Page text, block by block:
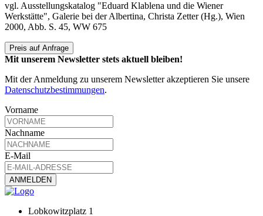
vgl. Ausstellungskatalog "Eduard Klablena und die Wiener
Werkstätte", Galerie bei der Albertina, Christa Zetter (Hg.), Wien
2000, Abb. S. 45, WW 675
Preis auf Anfrage
Mit unserem Newsletter stets aktuell bleiben!
Mit der Anmeldung zu unserem Newsletter akzeptieren Sie unsere
Datenschutzbestimmungen.
Vorname
Nachname
E-Mail
Lobkowitzplatz 1